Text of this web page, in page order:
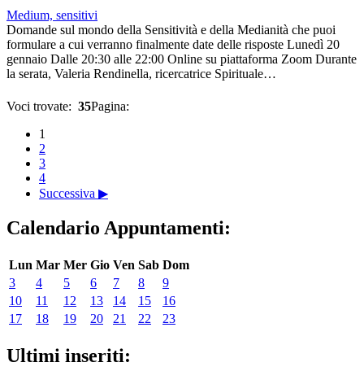
Medium, sensitivi
Domande sul mondo della Sensitività e della Medianità che puoi
formulare a cui verranno finalmente date delle risposte Lunedì 20
gennaio Dalle 20:30 alle 22:00 Online su piattaforma Zoom Durante
la serata, Valeria Rendinella, ricercatrice Spirituale…
Voci trovate: 35Pagina:
1
2
3
4
Successiva ▶
Calendario Appuntamenti:
Lun Mar Mer Gio Ven Sab Dom
3
4 5 6 7 8
9
10
11 12 13 14 15
16
17
18 19 20 21 22 23
Ultimi inseriti: